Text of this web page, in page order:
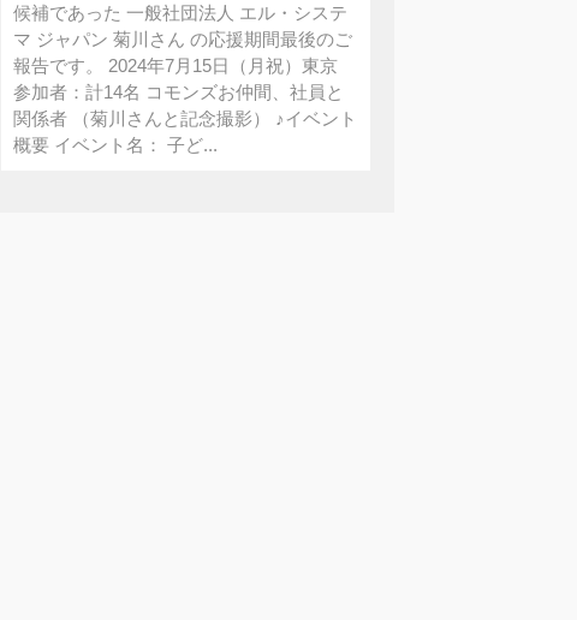
候補であった 一般社団法人 エル・システ
マ ジャパン 菊川さん の応援期間最後のご
報告です。 2024年7月15日（月祝）東京
参加者：計14名 コモンズお仲間、社員と
関係者 （菊川さんと記念撮影） ♪イベント
概要 イベント名： 子ど...